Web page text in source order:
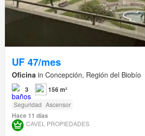
UF 47/mes
Oficina in Concepción, Región del Biobío
3 156 m²
Seguridad Ascensor
Hace 11 días
CAVEL PROPIEDADES